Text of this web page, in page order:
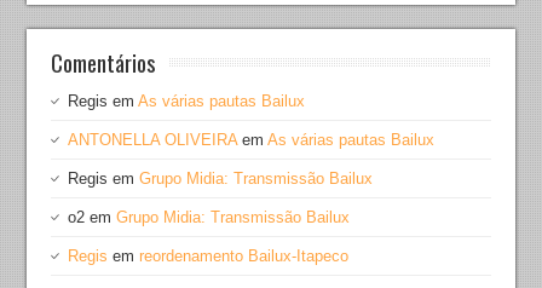
Comentários
Regis emAs várias pautas Bailux
ANTONELLA OLIVEIRAemAs várias pautas Bailux
Regis emGrupo Midia: Transmissão Bailux
o2 emGrupo Midia: Transmissão Bailux
Regis emreordenamento Bailux-Itapeco